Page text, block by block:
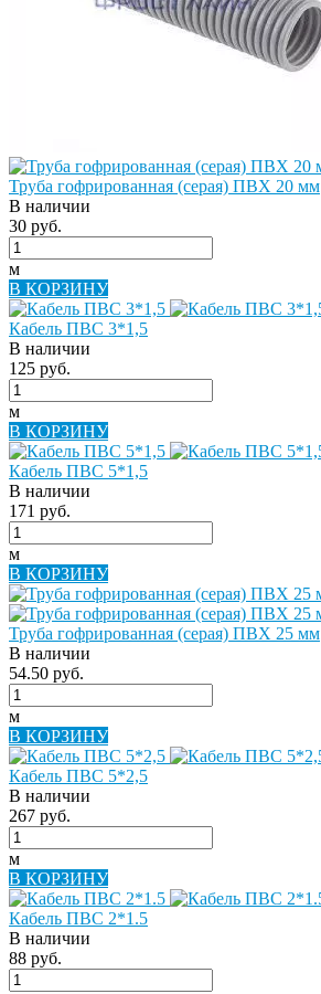
Труба гофрированная (серая) ПВХ 20 мм
В наличии
30 руб.
м
В КОРЗИНУ
Кабель ПВС 3*1,5
В наличии
125 руб.
м
В КОРЗИНУ
Кабель ПВС 5*1,5
В наличии
171 руб.
м
В КОРЗИНУ
Труба гофрированная (серая) ПВХ 25 мм
В наличии
54.50 руб.
м
В КОРЗИНУ
Кабель ПВС 5*2,5
В наличии
267 руб.
м
В КОРЗИНУ
Кабель ПВС 2*1.5
В наличии
88 руб.